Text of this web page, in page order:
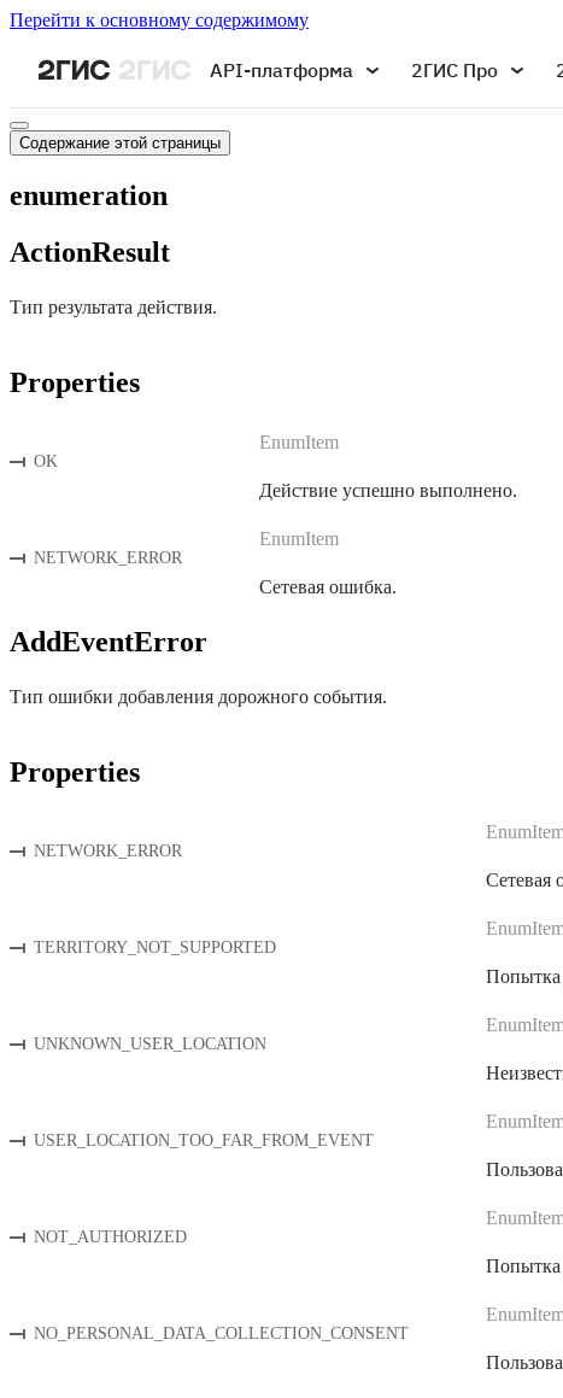
Перейти к основному содержимому
API-платформа 2ГИС Про
Содержание этой страницы
enumeration
ActionResult
Тип результата действия.
Properties
OK
EnumItem
Действие успешно выполнено.
NETWORK_ERROR
EnumItem
Сетевая ошибка.
AddEventError
Тип ошибки добавления дорожного события.
Properties
NETWORK_ERROR
Сетевая
TERRITORY_NOT_SUPPORTED
Попытка
UNKNOWN_USER_LOCATION
USER_LOCATION_TOO_FAR_FROM_EVENT
NOT_AUTHORIZED
Попытка
NO_PERSONAL_DATA_COLLECTION_CONSENT